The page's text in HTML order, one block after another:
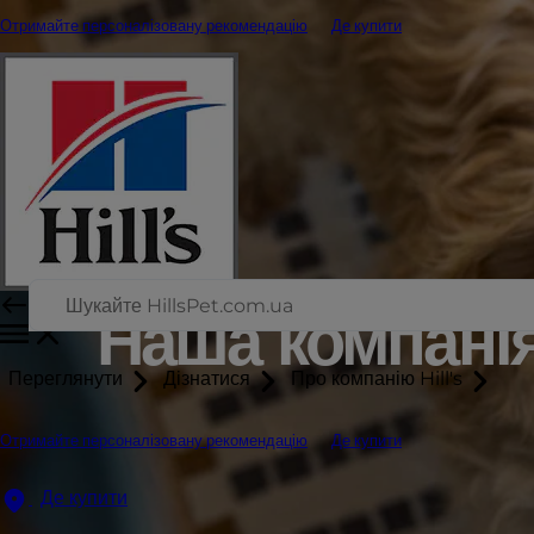
Отримайте персоналізовану рекомендацію Де купити
Переглянути Дізнатися Про компанію Hill's
Отримайте персоналізовану рекомендацію Де купити
Де купити
Наша